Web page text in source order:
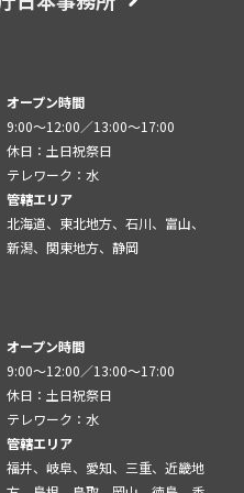
オープン時間
9:00～12:00／13:00～17:00
休日：土日祝祭日
テレワーク：水
管轄エリア
北海道、東北地方、石川、富山、
新潟、関東地方、静岡
オープン時間
9:00～12:00／13:00～17:00
休日：土日祝祭日
テレワーク：水
管轄エリア
福井、岐阜、愛知、三重、近畿地